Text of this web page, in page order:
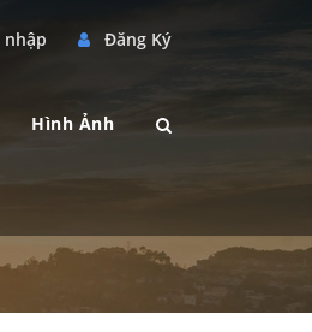
Đăng Ký
Hình Ảnh